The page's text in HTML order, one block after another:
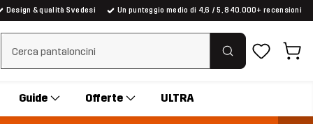
Design & qualità Svedesi Un punteggio medio di 4,6 / 5, 840.000+ recensioni
Cancella ricerca
Guide Offerte ULTRA